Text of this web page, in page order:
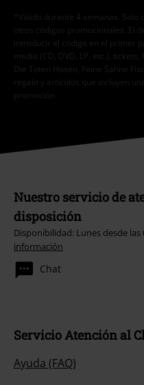
*Válido durante 4 semanas. Solo
otros códigos promocionales. El
introducir el código en el primer
media (CD, DVD, LP, etc.),
Die Toten Hosen, Feine Sahne
regalo y artículos que incluyen
promoción.
Nuestro servicio de
disposición
Disponibilidad: Lunes desde las
información
Chat
Servicio Atención al
Ayuda (FAQ)